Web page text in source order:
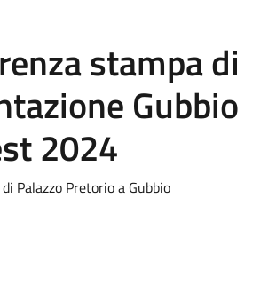
stampa di
Gubbio
2024
Palazzo Pretorio a Gubbio